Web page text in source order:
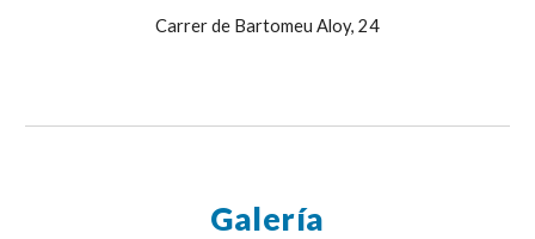
Carrer de Bartomeu Aloy, 24
Galería